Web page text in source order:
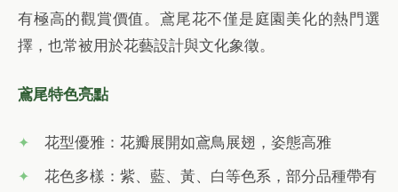
有極高的觀賞價值。鳶尾花不僅是庭園美化的熱門選
擇，也常被用於花藝設計與文化象徵。
鳶尾特色亮點
花型優雅：花瓣展開如鳶鳥展翅，姿態高雅
花色多樣：紫、藍、黃、白等色系，部分品種帶有